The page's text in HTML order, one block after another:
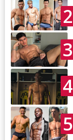
2
3
4
5